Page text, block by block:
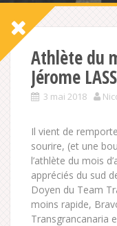
Athlète du
Jérome
3 mai 2018
Il vient de
sourire, (et une
l’athlète du mois
appréciés du sud
Doyen du Team
moins rapide,
Transgrancanaria